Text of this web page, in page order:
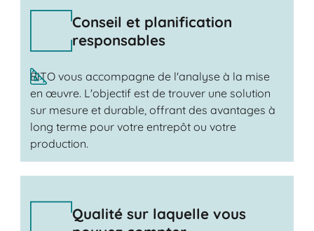
Conseil et planification
responsables
BITO vous accompagne de l'analyse à la mise
en œuvre. L'objectif est de trouver une solution
sur mesure et durable, offrant des avantages à
long terme pour votre entrepôt ou votre
production.
Qualité sur laquelle vous